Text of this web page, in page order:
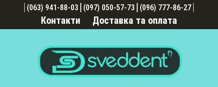
(063) 941-88-03 (097) 050-57-73 (096) 777-86-27
Контакти Доставка та оплата